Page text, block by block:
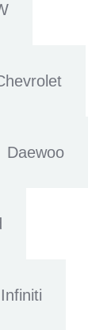
Daewoo
Infiniti